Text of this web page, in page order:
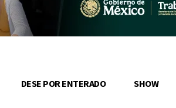
DESE POR ENTERADO SHOW